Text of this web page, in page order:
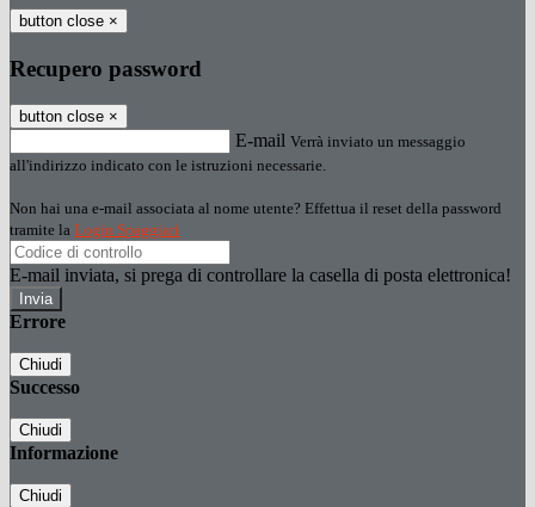
button close ×
Recupero password
button close ×
E-mail Verrà inviato un messaggio
all'indirizzo indicato con le istruzioni necessarie.
Non hai una e-mail associata al nome utente? Effettua il reset della password
tramite la Login Spaggiari
E-mail inviata, si prega di controllare la casella di posta elettronica!
Errore
Chiudi
Successo
Chiudi
Informazione
Chiudi